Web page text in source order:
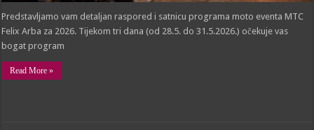
Predstavljamo vam detaljan raspored i satnicu programa moto eventa MTC
Felix Arba za 2026. Tijekom tri dana (od 28.5. do 31.5.2026.) očekuje vas
bogat program
Read More »